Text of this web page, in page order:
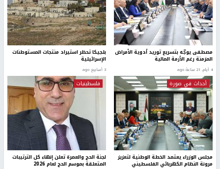
مصطفى يوجّه بتسريع توريد أدوية الأمراض
المزمنة رغم الأزمة المالية
4 أيام، 21 ساعة ago
بلجيكا تحظر استيراد منتجات المستوطنات
الإسرائيلية
3 أسابيع ago
أحداث في صورة
مجلس الوزراء يعتمد الخطة الوطنية لتعزيز
مرونة النظام الكهربائي الفلسطيني
فلسطينيات
لجنة الحج والعمرة تعلن إنهاء كل الترتيبات
المتعلقة بموسم الحج لعام 2026